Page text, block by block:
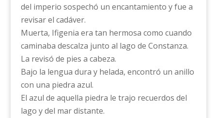
del imperio sospechó un encantamiento y fue a
revisar el cadáver.
Muerta, Ifigenia era tan hermosa como cuando
caminaba descalza junto al lago de Constanza.
La revisó de pies a cabeza.
Bajo la lengua dura y helada, encontró un anillo
con una piedra azul.
El azul de aquella piedra le trajo recuerdos del
lago y del mar distante.